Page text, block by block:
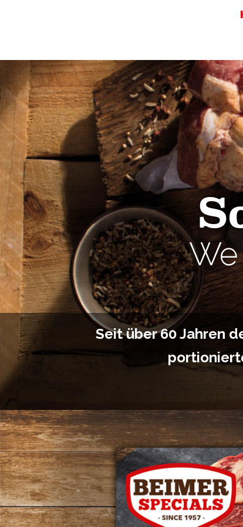
Seit über 60 Jahren